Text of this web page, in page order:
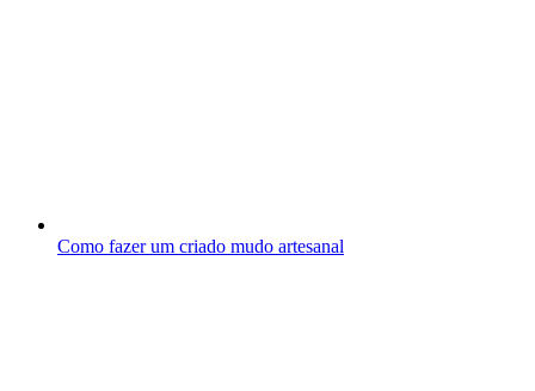
Como fazer um criado mudo artesanal